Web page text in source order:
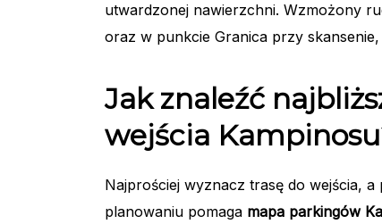
utwardzonej nawierzchni. Wzmożony
oraz w punkcie Granica przy
Jak znaleźć
wejścia
Najprościej wyznacz trasę do wejścia,
planowaniu pomaga mapa parkingów